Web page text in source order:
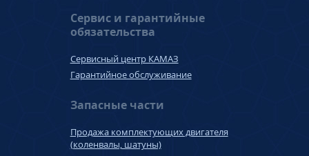
Сервис и гарантийные
обязательства
Сервисный центр КАМАЗ
Гарантийное обслуживание
Запасные части
Продажа комплектующих двигателя
(коленвалы, шатуны)